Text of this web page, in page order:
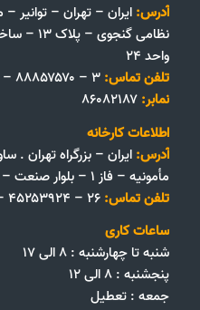
آدرس: ایران – تهران – توانیر
نظامی
واحد ۲۴
تلفن تماس:
نمابر:
اطلاعات کارخانه
آدرس:
مأمونیه – فاز ۱ – بلوار صنعت – خیابان پانزدهم – پلاک ۱۳۰
تلفن تماس:
ساعات کاری
شنبه تا چهارشنبه : ۸ الی ۱۷
پنجشنبه : ۸ الی ۱۲
جمعه‌ :‌ تعطیل